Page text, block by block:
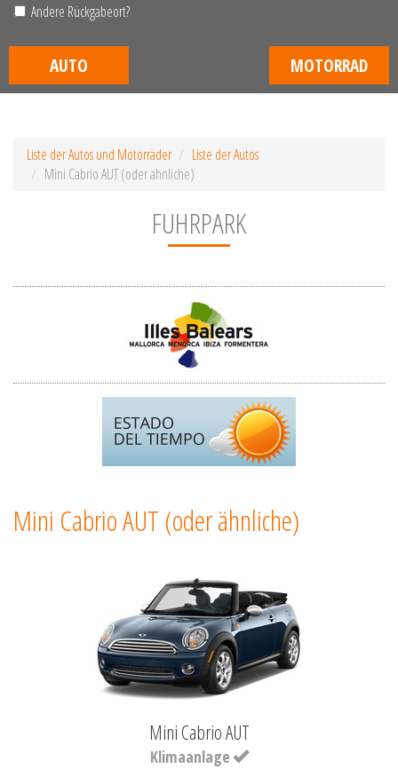
Andere Rückgabeort?
AUTO MOTORRAD
Liste der Autos und Motorräder
Liste der Autos
Mini Cabrio AUT (oder ähnliche)
FUHRPARK
Mini Cabrio AUT (oder ähnliche)
Mini Cabrio AUT
Klimaanlage